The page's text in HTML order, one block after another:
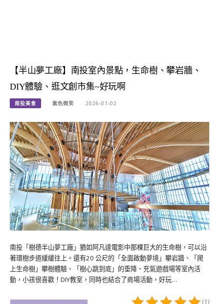
【半山夢工廠】南投室內景點，生命樹、攀岩牆、
DIY體驗、逛文創市集~好玩啊
南投美食 紫色微笑 2026-01-02
南投「樹德半山夢工廠」猶如阿凡達電影中那棵巨大的生命樹，可以沿
著環樹步道緩緩往上。還有20 公尺的「全面啟動夢境」攀岩牆、「爬
上生命樹」攀樹體驗、「樹心跳到底」的垂降、充氣遊戲場等室內活
動，小孩很喜歡！DIY教室，同時也結合了商場活動，好玩…
(1)